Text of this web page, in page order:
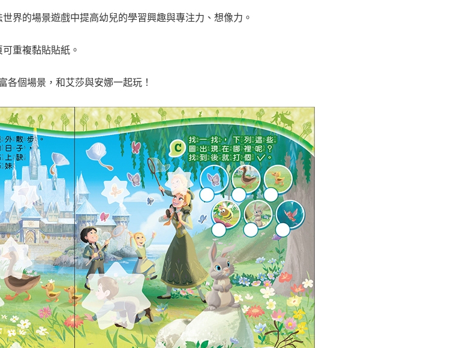
界的場景遊戲中提高幼兒的學習興趣與專注力、想像力。
重複黏貼貼紙。
各個場景，和艾莎與安娜一起玩！